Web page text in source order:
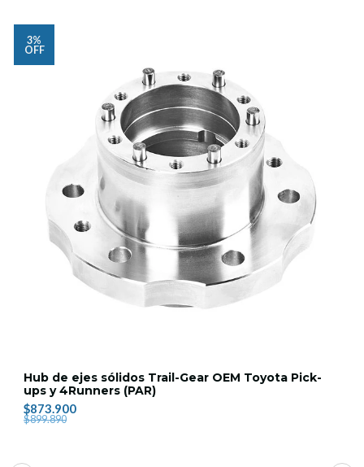
3%
OFF
Hub de ejes sólidos Trail-Gear OEM Toyota Pick-
ups y 4Runners (PAR)
$873.900
$899.890